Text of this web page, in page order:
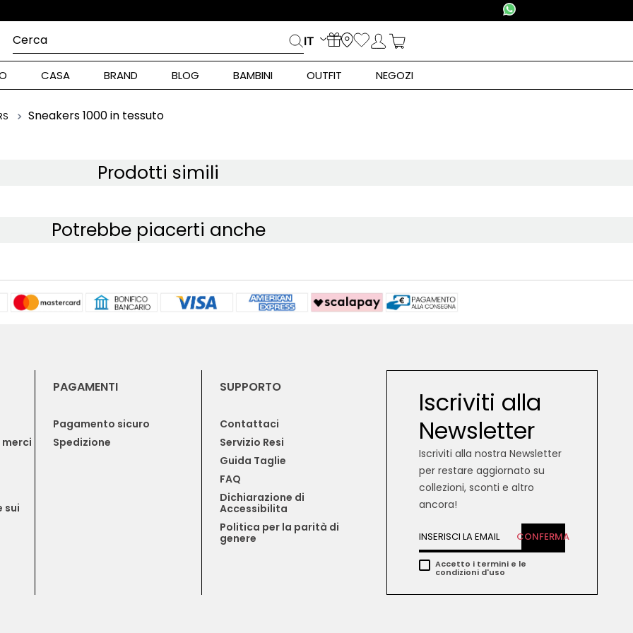
Cerca
IT
CASA BRAND BLOG BAMBINI OUTFIT NEGOZI
Sneakers 1000 in tessuto
Prodotti simili
Potrebbe piacerti anche
sui
PAGAMENTI
Pagamento sicuro
Spedizione
SUPPORTO
Contattaci
Servizio Resi
Guida Taglie
FAQ
Dichiarazione di
Accessibilita
Politica per la parità di
genere
Iscriviti alla
Newsletter
Iscriviti alla nostra Newsletter
per restare aggiornato su
collezioni, sconti e altro
ancora!
CONFERMA
Accetto i termini e le
condizioni d'uso
FREQUENTI
Lauren
Max Mara
Model